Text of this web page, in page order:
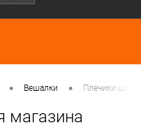
• Вешалки • Плечики
магазина